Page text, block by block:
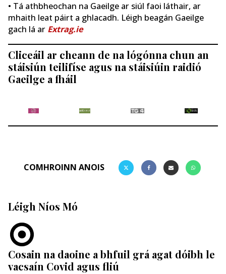
• Tá athbheochan na Gaeilge ar siúl faoi láthair, ar
mhaith leat páirt a ghlacadh. Léigh beagán Gaeilge
gach lá ar Extrag.ie
Cliceáil ar cheann de na lógónna chun an
stáisiún teilifíse agus na stáisiúin raidió
Gaeilge a fháil
COMHROINN ANOIS
Léigh Níos Mó
Cosain na daoine a bhfuil grá agat dóibh le
vacsaín Covid agus fliú